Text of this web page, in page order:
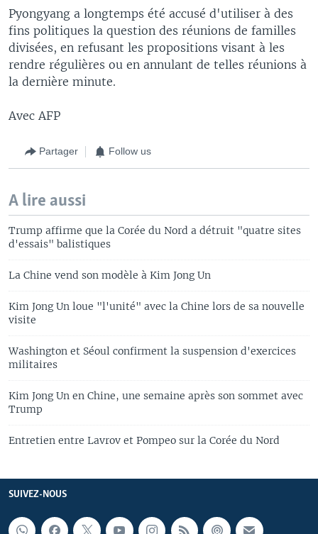
Pyongyang a longtemps été accusé d'utiliser à des
fins politiques la question des réunions de familles
divisées, en refusant les propositions visant à les
rendre régulières ou en annulant de telles réunions à
la dernière minute.
Avec AFP
Partager Follow us
A lire aussi
Trump affirme que la Corée du Nord a détruit "quatre sites
d'essais" balistiques
La Chine vend son modèle à Kim Jong Un
Kim Jong Un loue "l'unité" avec la Chine lors de sa nouvelle
visite
Washington et Séoul confirment la suspension d'exercices
militaires
Kim Jong Un en Chine, une semaine après son sommet avec
Trump
Entretien entre Lavrov et Pompeo sur la Corée du Nord
SUIVEZ-NOUS